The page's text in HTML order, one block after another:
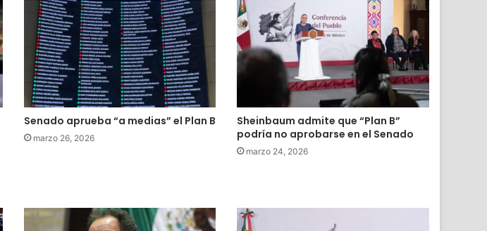
Senado aprueba “a medias” el Plan B
marzo 26, 2026
Sheinbaum admite que “Plan B”
podría no aprobarse en el Senado
marzo 24, 2026